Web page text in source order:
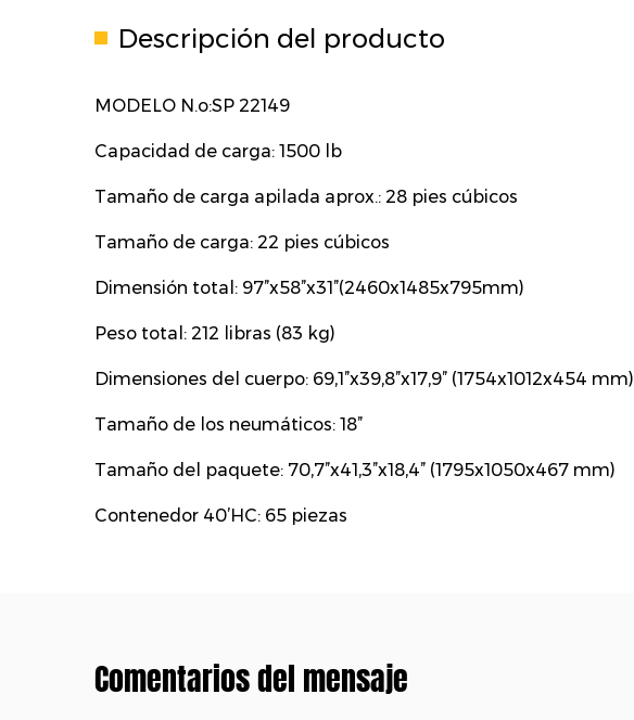
Descripción del producto
MODELO N.o:SP 22149
Capacidad de carga: 1500 lb
Tamaño de carga apilada aprox.: 28 pies cúbicos
Tamaño de carga: 22 pies cúbicos
Dimensión total: 97”x58”x31”(2460x1485x795mm)
Peso total: 212 libras (83 kg)
Dimensiones del cuerpo: 69,1”x39,8”x17,9” (1754x1012x454 mm)
Tamaño de los neumáticos: 18”
Tamaño del paquete: 70,7”x41,3”x18,4” (1795x1050x467 mm)
Contenedor 40’HC: 65 piezas
Comentarios del mensaje